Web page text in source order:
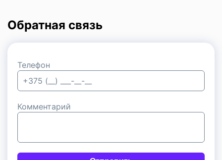
Обратная связь
Телефон
Комментарий